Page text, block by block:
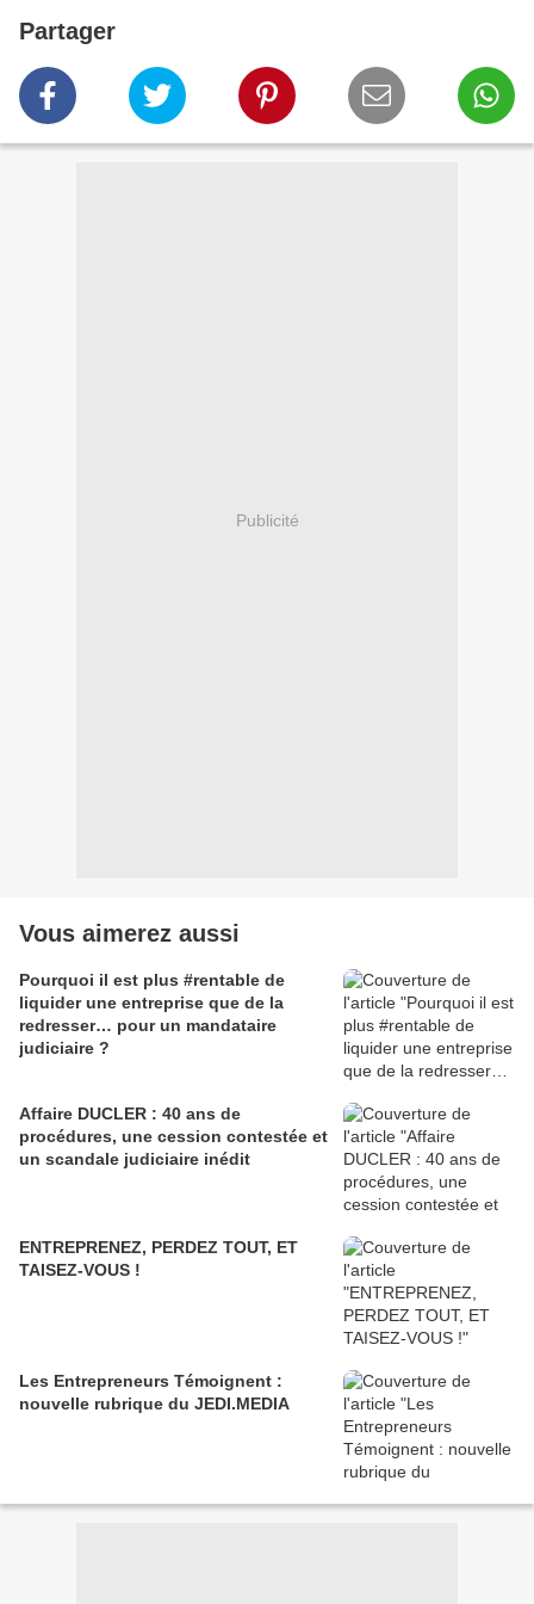
Partager
Publicité
Vous aimerez aussi
Pourquoi il est plus #rentable de
liquider une entreprise que de la
redresser… pour un mandataire
judiciaire ?
Affaire DUCLER : 40 ans de
procédures, une cession contestée et
un scandale judiciaire inédit
ENTREPRENEZ, PERDEZ TOUT, ET
TAISEZ-VOUS !
Les Entrepreneurs Témoignent :
nouvelle rubrique du JEDI.MEDIA